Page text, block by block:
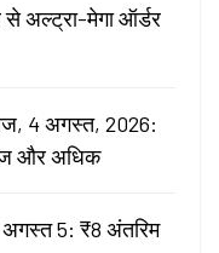
अल्ट्रा-मेगा ऑर्डर
4 अगस्त, 2026:
और अधिक
अगस्त 5: ₹8 अंतरिम